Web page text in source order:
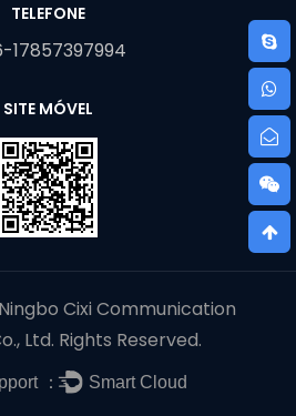
TELEFONE
17857397994
SITE MÓVEL
Cixi Communication
Ltd. Rights Reserved.
： Smart Cloud